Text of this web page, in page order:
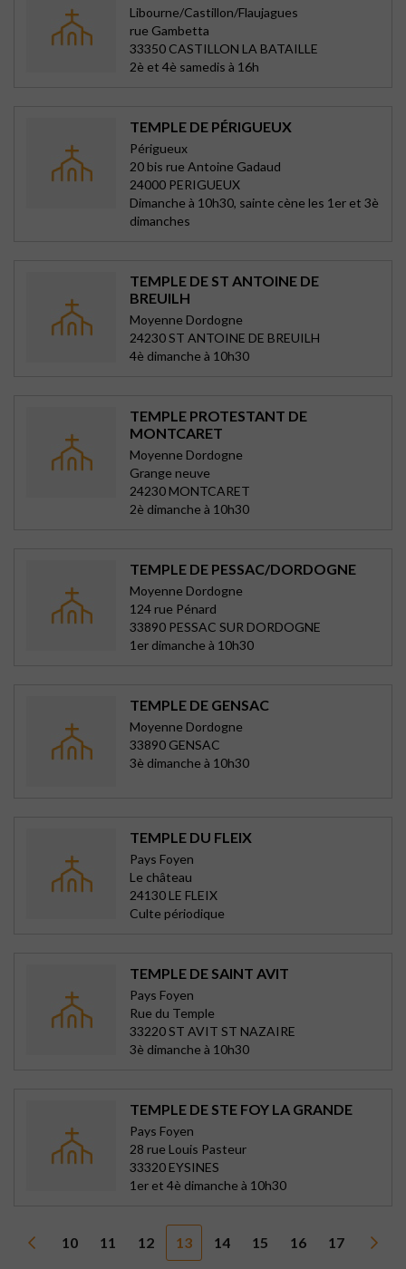
Libourne/Castillon/Flaujagues
rue Gambetta
33350 CASTILLON LA BATAILLE
2è et 4è samedis à 16h
TEMPLE DE PÉRIGUEUX
Périgueux
20 bis rue Antoine Gadaud
24000 PERIGUEUX
Dimanche à 10h30, sainte cène les 1er et 3è
dimanches
TEMPLE DE ST ANTOINE DE
BREUILH
Moyenne Dordogne
24230 ST ANTOINE DE BREUILH
4è dimanche à 10h30
TEMPLE PROTESTANT DE
MONTCARET
Moyenne Dordogne
Grange neuve
24230 MONTCARET
2è dimanche à 10h30
TEMPLE DE PESSAC/DORDOGNE
Moyenne Dordogne
124 rue Pénard
33890 PESSAC SUR DORDOGNE
1er dimanche à 10h30
TEMPLE DE GENSAC
Moyenne Dordogne
33890 GENSAC
3è dimanche à 10h30
TEMPLE DU FLEIX
Pays Foyen
Le château
24130 LE FLEIX
Culte périodique
TEMPLE DE SAINT AVIT
Pays Foyen
Rue du Temple
33220 ST AVIT ST NAZAIRE
3è dimanche à 10h30
TEMPLE DE STE FOY LA GRANDE
Pays Foyen
28 rue Louis Pasteur
33320 EYSINES
1er et 4è dimanche à 10h30
10 11 12 13 14 15 16 17